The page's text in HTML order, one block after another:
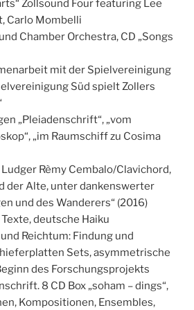
Zollsound Four featuring Lee
Carlo Mombelli
Chamber Orchestra, CD „Songs
mit der Spielvereinigung
Süd spielt Zollers
„Pleiadenschrift“, „vom
„im Raumschiff zu Cosima
Rèmy Cembalo/Clavichord,
der Alte, unter dankenswerter
und des Wanderers“ (2016)
deutsche Haiku
Reichtum: Findung und
Sets, asymmetrische
des Forschungsprojekts
8 CD Box „soham – dings“,
Kompositionen, Ensembles,